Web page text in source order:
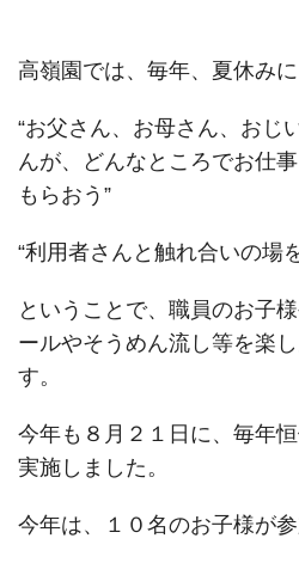
高嶺園では、毎年、夏休みに
“お父さん、お母さん、おじ
んが、どんなところでお仕
もらおう”
“利用者さんと触れ合いの場
ということで、職員のお子
ールやそうめん流し等を楽
す。
今年も８月２１日に、毎年
実施しました。
今年は、１０名のお子様が